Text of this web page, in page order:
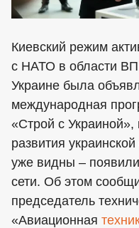
Киевский режим
с НАТО в области
Украине была
международная
«Строй с Украиной»,
развития
уже видны –
сети. Об этом
председатель
«Авиационная